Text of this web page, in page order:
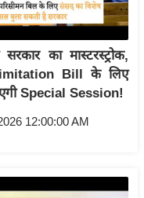
सरकार का मास्टरस्ट्रोक,
Bill के लिए
Special Session!
12:00:00 AM